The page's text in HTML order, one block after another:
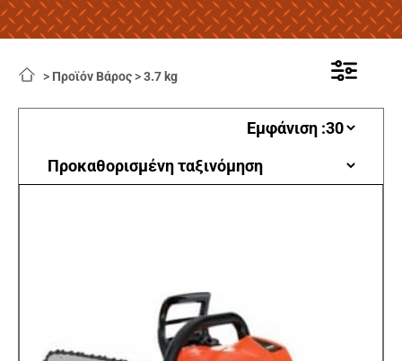
> Προϊόν Βάρος >3.7 kg